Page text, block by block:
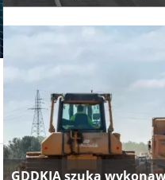
GDDKIA szuka